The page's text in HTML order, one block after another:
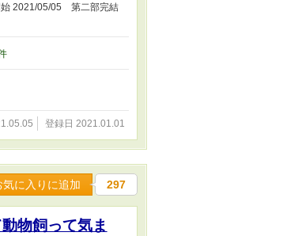
2021/05/05 第二部完結
登録日 2021.01.01
気に入りに追加 297
物飼って気ま